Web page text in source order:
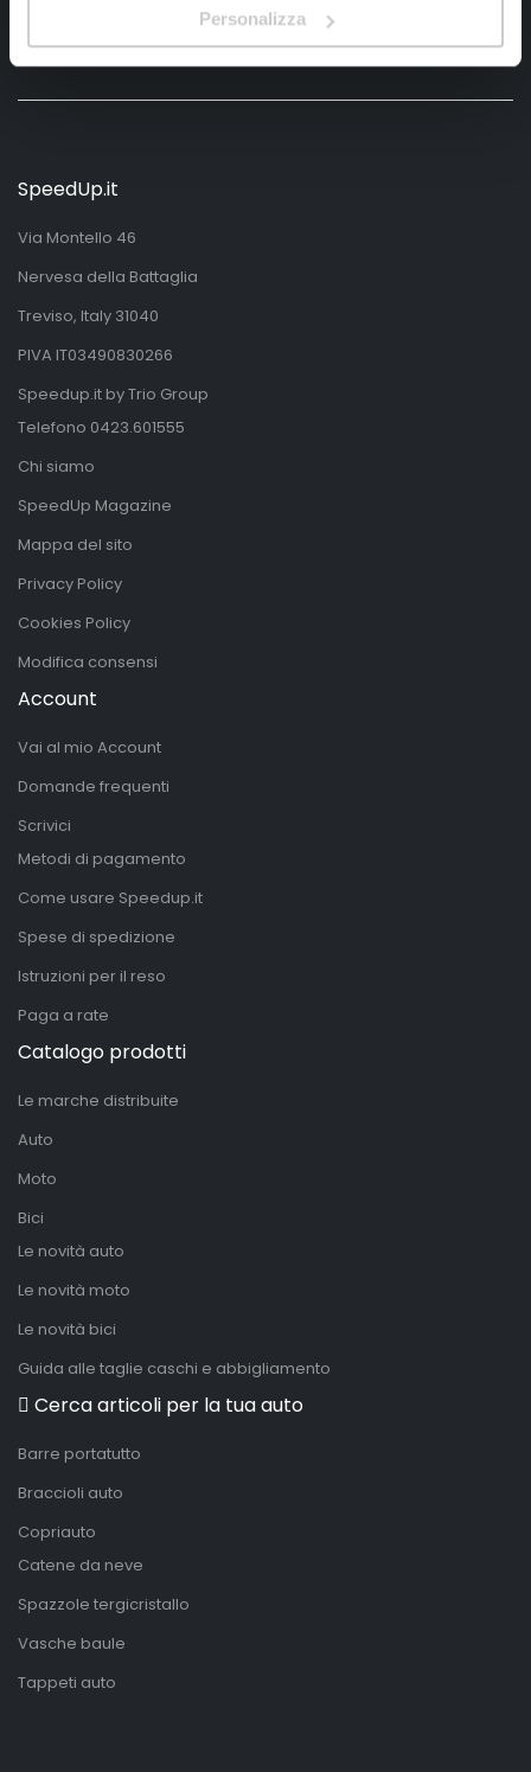
Personalizza
SpeedUp.it
Via Montello 46
Nervesa della Battaglia
Treviso, Italy 31040
PIVA IT03490830266
Speedup.it by Trio Group
Telefono 0423.601555
Chi siamo
SpeedUp Magazine
Mappa del sito
Privacy Policy
Cookies Policy
Modifica consensi
Account
Vai al mio Account
Domande frequenti
Scrivici
Metodi di pagamento
Come usare Speedup.it
Spese di spedizione
Istruzioni per il reso
Paga a rate
Catalogo prodotti
Le marche distribuite
Auto
Moto
Bici
Le novità auto
Le novità moto
Le novità bici
Guida alle taglie caschi e abbigliamento
Cerca articoli per la tua auto
Barre portatutto
Braccioli auto
Copriauto
Catene da neve
Spazzole tergicristallo
Vasche baule
Tappeti auto